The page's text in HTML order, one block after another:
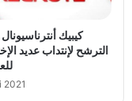
كيبيك
الترشح لإنتداب عديد
2021